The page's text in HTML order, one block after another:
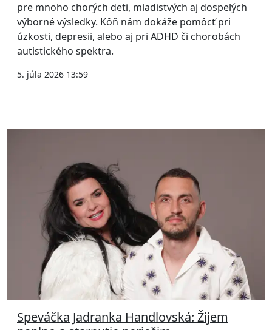
pre mnoho chorých deti, mladistvých aj dospelých
výborné výsledky. Kôň nám dokáže pomôcť pri
úzkosti, depresii, alebo aj pri ADHD či chorobách
autistického spektra.
5. júla 2026 13:59
Speváčka Jadranka Handlovská: Žijem